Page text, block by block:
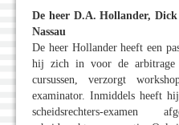
De heer D.A. Hollander,
Nassau
De heer Hollander heeft een
hij zich in voor de arbitrage
cursussen, verzorgt
examinator. Inmiddels heeft
scheidsrechters-examen